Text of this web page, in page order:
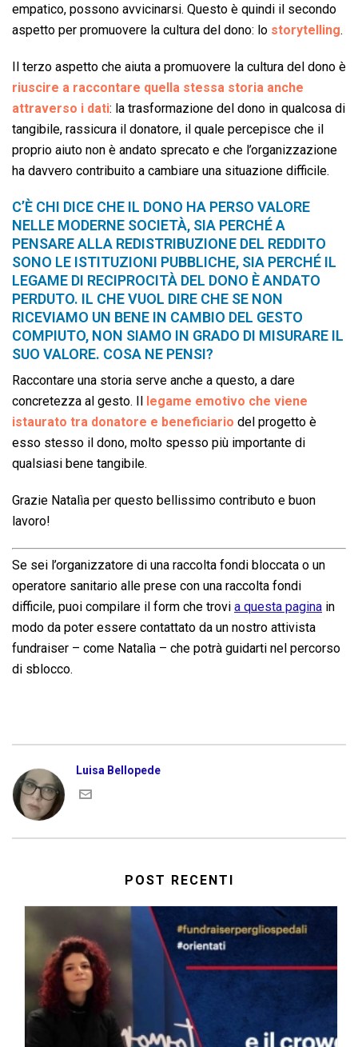
empatico, possono avvicinarsi. Questo è quindi il secondo
aspetto per promuovere la cultura del dono: lo storytelling.
Il terzo aspetto che aiuta a promuovere la cultura del dono è
riuscire a raccontare quella stessa storia anche
attraverso i dati: la trasformazione del dono in qualcosa di
tangibile, rassicura il donatore, il quale percepisce che il
proprio aiuto non è andato sprecato e che l’organizzazione
ha davvero contribuito a cambiare una situazione difficile.
C’È CHI DICE CHE IL DONO HA PERSO VALORE
NELLE MODERNE SOCIETÀ, SIA PERCHÉ A
PENSARE ALLA REDISTRIBUZIONE DEL REDDITO
SONO LE ISTITUZIONI PUBBLICHE, SIA PERCHÉ IL
LEGAME DI RECIPROCITÀ DEL DONO È ANDATO
PERDUTO. IL CHE VUOL DIRE CHE SE NON
RICEVIAMO UN BENE IN CAMBIO DEL GESTO
COMPIUTO, NON SIAMO IN GRADO DI MISURARE IL
SUO VALORE. COSA NE PENSI?
Raccontare una storia serve anche a questo, a dare
concretezza al gesto. Il
legame emotivo che viene
istaurato tra donatore e beneficiario del progetto è
esso stesso il dono, molto spesso più importante di
qualsiasi bene tangibile.
Grazie Natalìa per questo bellissimo contributo e buon
lavoro!
Se sei l’organizzatore di una raccolta fondi bloccata o un
operatore sanitario alle prese con una raccolta fondi
difficile, puoi compilare il form che trovi a questa pagina in
modo da poter essere contattato da un nostro attivista
fundraiser – come Natalìa – che potrà guidarti nel percorso
di sblocco.
Luisa Bellopede
POST RECENTI